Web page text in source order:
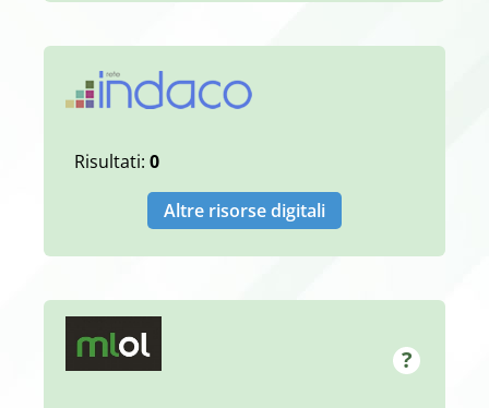
Risultati: 0
Altre risorse digitali